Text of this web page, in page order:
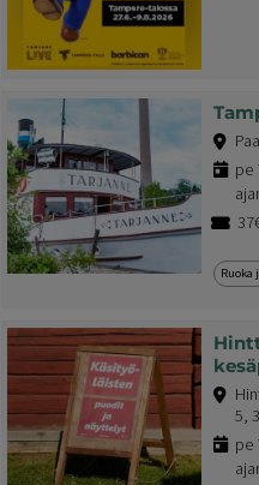
pe
Ruoka
5,
pe